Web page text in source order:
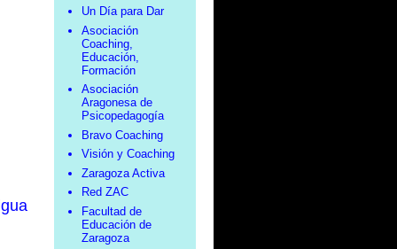
Un Día para Dar
Asociación
Coaching,
Educación,
Formación
Asociación
Aragonesa de
Psicopedagogía
Bravo Coaching
Visión y Coaching
Zaragoza Activa
Red ZAC
Facultad de
Educación de
Zaragoza